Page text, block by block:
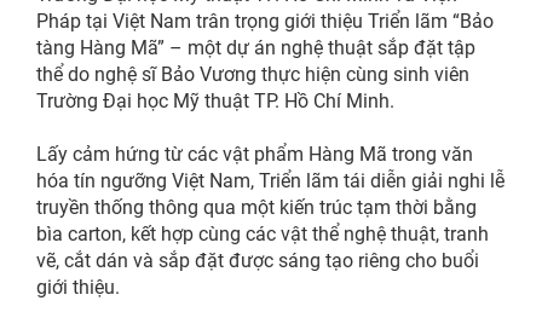
Pháp tại Việt Nam trân trọng giới thiệu Triển lãm “Bảo
tàng Hàng Mã” – một dự án nghệ thuật sắp đặt tập
thể do nghệ sĩ Bảo Vương thực hiện cùng sinh viên
Trường Đại học Mỹ thuật TP. Hồ Chí Minh.
Lấy cảm hứng từ các vật phẩm Hàng Mã trong văn
hóa tín ngưỡng Việt Nam, Triển lãm tái diễn giải nghi lễ
truyền thống thông qua một kiến trúc tạm thời bằng
bìa carton, kết hợp cùng các vật thể nghệ thuật, tranh
vẽ, cắt dán và sắp đặt được sáng tạo riêng cho buổi
giới thiệu.